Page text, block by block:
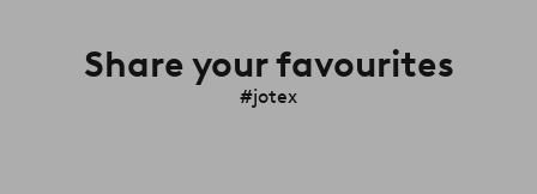
Share your favourites
#jotex